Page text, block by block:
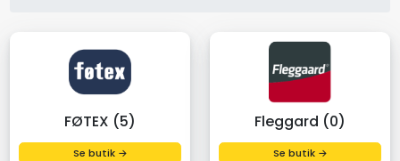
FØTEX (5)
Se butik →
Fleggard (0)
Se butik →